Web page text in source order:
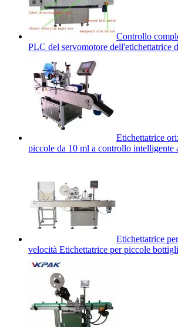
Controllo
PLC del servomotore dell'etichettatrice
Etichettatrice
piccole da 10 ml a controllo intelligente
Etichettatrice
velocità Etichettatrice per piccole